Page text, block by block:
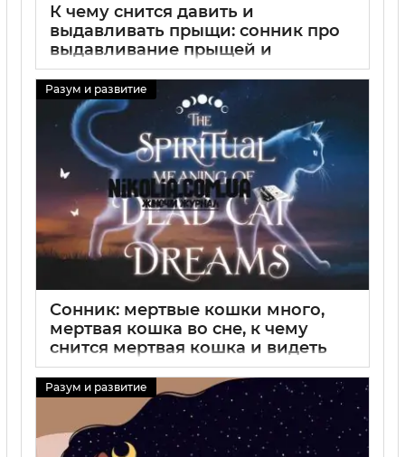
К чему снится давить и
выдавливать прыщи: сонник про
выдавливание прыщей и
толкование сновидений
29 08 2025
Разум и развитие
Сонник: мертвые кошки много,
мертвая кошка во сне, к чему
снится мертвая кошка и видеть
мертвую кошку
29 08 2025
Разум и развитие